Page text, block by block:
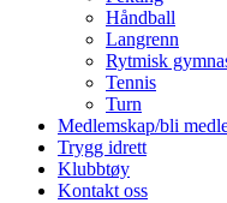
Håndball
Langrenn
Rytmisk
Tennis
Turn
Medlemskap/bli
Trygg idrett
Klubbtøy
Kontakt oss